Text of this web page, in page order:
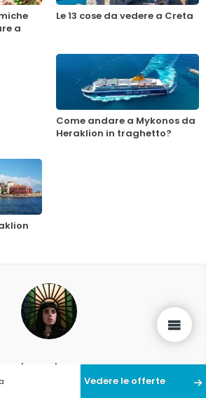
a
Le 13 cose da vedere a Creta
Come andare a Mykonos da
Heraklion in traghetto?
Vedere le offerte
Lisa 'Rovo' Di Rella